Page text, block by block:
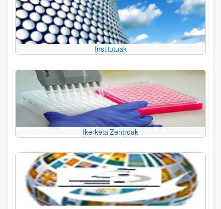
Institutuak
Ikerketa Zentroak